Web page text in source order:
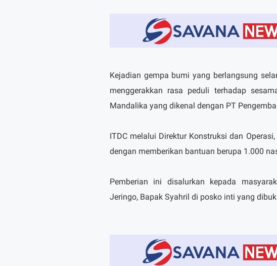
Kejadian gempa bumi yang berlangsung
menggerakkan rasa peduli terhadap
Mandalika yang dikenal dengan PT
ITDC melalui Direktur Konstruksi dan
dengan memberikan bantuan berupa 1.000
Pemberian ini disalurkan kepada
Jeringo, Bapak Syahril di posko inti yang